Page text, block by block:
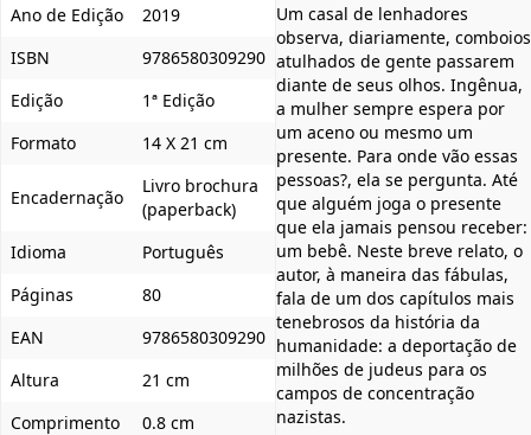
Ano de Edição
2019
ISBN
9786580309290
Edição
1ª Edição
Formato
14 X 21 cm
Encadernação
Livro brochura
(paperback)
Idioma
Português
Páginas
80
EAN
9786580309290
Altura
21 cm
Comprimento
0.8 cm
Um casal de lenhadores
observa, diariamente, comboios
atulhados de gente passarem
diante de seus olhos. Ingênua,
a mulher sempre espera por
um aceno ou mesmo um
presente. Para onde vão essas
pessoas?, ela se pergunta. Até
que alguém joga o presente
que ela jamais pensou receber:
um bebê. Neste breve relato, o
autor, à maneira das fábulas,
fala de um dos capítulos mais
tenebrosos da história da
humanidade: a deportação de
milhões de judeus para os
campos de concentração
nazistas.